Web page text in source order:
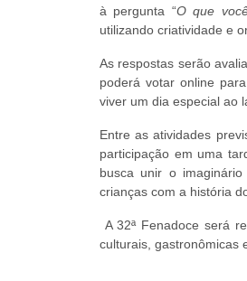
à pergunta “O que
utilizando criatividade e
As respostas serão
poderá votar online
viver um dia especial ao
Entre as atividades
participação em uma
busca unir o
crianças com a história
A 32ª Fenadoce será
culturais, gastronômicas